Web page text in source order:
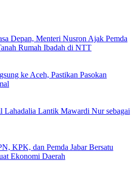
Depan, Menteri Nusron Ajak Pemda
Rumah Ibadah di NTT
ke Aceh, Pastikan Pasokan
Lantik Mawardi Nur sebagai
KPK, dan Pemda Jabar Bersatu
Ekonomi Daerah